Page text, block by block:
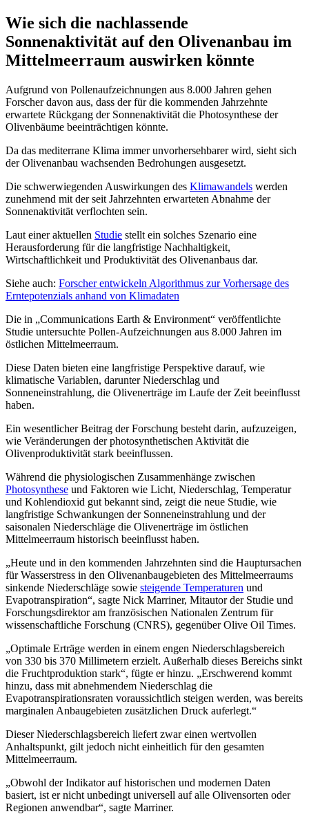
Wie sich die nachlassende
Sonnenaktivität auf den Olivenanbau im
Mittelmeerraum auswirken könnte
Aufgrund von Pollenaufzeichnungen aus 8.000 Jahren gehen
Forscher davon aus, dass der für die kommenden Jahrzehnte
erwartete Rückgang der Sonnenaktivität die Photosynthese der
Olivenbäume beeinträchtigen könnte.
Da das mediterrane Klima immer unvorhersehbarer wird, sieht sich
der Olivenanbau wachsenden Bedrohungen ausgesetzt.
Die schwerwiegenden Auswirkungen des Klimawandels werden
zunehmend mit der seit Jahrzehnten erwarteten Abnahme der
Sonnenaktivität verflochten sein.
Laut einer aktuellen Studie stellt ein solches Szenario eine
Herausforderung für die langfristige Nachhaltigkeit,
Wirtschaftlichkeit und Produktivität des Olivenanbaus dar.
Siehe auch: Forscher entwickeln Algorithmus zur Vorhersage des
Erntepotenzials anhand von Klimadaten
Die in „Communications Earth & Environment“ veröffentlichte
Studie untersuchte Pollen-Aufzeichnungen aus 8.000 Jahren im
östlichen Mittelmeerraum.
Diese Daten bieten eine langfristige Perspektive darauf, wie
klimatische Variablen, darunter Niederschlag und
Sonneneinstrahlung, die Olivenerträge im Laufe der Zeit beeinflusst
haben.
Ein wesentlicher Beitrag der Forschung besteht darin, aufzuzeigen,
wie Veränderungen der photosynthetischen Aktivität die
Olivenproduktivität stark beeinflussen.
Während die physiologischen Zusammenhänge zwischen
Photosynthese und Faktoren wie Licht, Niederschlag, Temperatur
und Kohlendioxid gut bekannt sind, zeigt die neue Studie, wie
langfristige Schwankungen der Sonneneinstrahlung und der
saisonalen Niederschläge die Olivenerträge im östlichen
Mittelmeerraum historisch beeinflusst haben.
„Heute und in den kommenden Jahrzehnten sind die Hauptursachen
für Wasserstress in den Olivenanbaugebieten des Mittelmeerraums
sinkende Niederschläge sowie steigende Temperaturen und
Evapotranspiration“, sagte Nick Marriner, Mitautor der Studie und
Forschungsdirektor am französischen Nationalen Zentrum für
wissenschaftliche Forschung (CNRS), gegenüber Olive Oil Times.
„Optimale Erträge werden in einem engen Niederschlagsbereich
von 330 bis 370 Millimetern erzielt. Außerhalb dieses Bereichs sinkt
die Fruchtproduktion stark“, fügte er hinzu. „Erschwerend kommt
hinzu, dass mit abnehmendem Niederschlag die
Evapotranspirationsraten voraussichtlich steigen werden, was bereits
marginalen Anbaugebieten zusätzlichen Druck auferlegt.“
Dieser Niederschlagsbereich liefert zwar einen wertvollen
Anhaltspunkt, gilt jedoch nicht einheitlich für den gesamten
Mittelmeerraum.
„Obwohl der Indikator auf historischen und modernen Daten
basiert, ist er nicht unbedingt universell auf alle Olivensorten oder
Regionen anwendbar“, sagte Marriner.